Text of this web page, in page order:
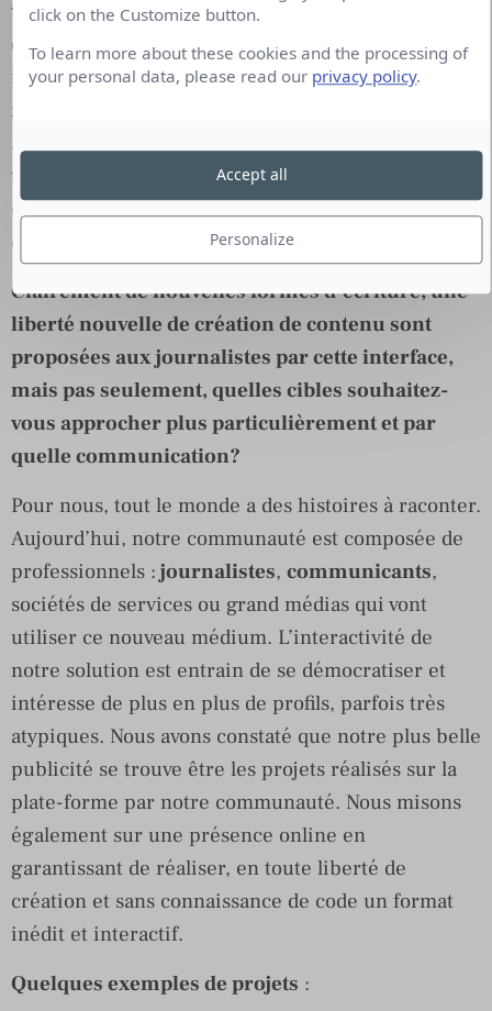
vont permettre d’aller plus profondément dans ces
différents points. Une lecture rapide, sans
interaction amène une information globale,
néanmoins, des projets plus techniques peuvent
aller plus en profondeur dans chacune des
thématiques pour en apprendre un peu plus. Bien
évidemment, le côté ludique de l’animation permet
de garder le lecteur captif !
Clairement de nouvelles formes d’écriture, une
liberté nouvelle de création de contenu sont
proposées aux journalistes par cette interface,
mais pas seulement, quelles cibles souhaitez-
vous approcher plus particulièrement et par
quelle communication?
Pour nous, tout le monde a des histoires à raconter.
Aujourd’hui, notre communauté est composée de
professionnels : journalistes, communicants,
sociétés de services ou grand médias qui vont
utiliser ce nouveau médium. L’interactivité de
notre solution est entrain de se démocratiser et
intéresse de plus en plus de profils, parfois très
atypiques. Nous avons constaté que notre plus belle
publicité se trouve être les projets réalisés sur la
plate-forme par notre communauté. Nous misons
également sur une présence online en
garantissant de réaliser, en toute liberté de
création et sans connaissance de code un format
inédit et interactif.
Quelques exemples de projets :
click on the Customize button.
To learn more about these cookies and the processing of
your personal data, please read our privacy policy.
Personalize
Accept all